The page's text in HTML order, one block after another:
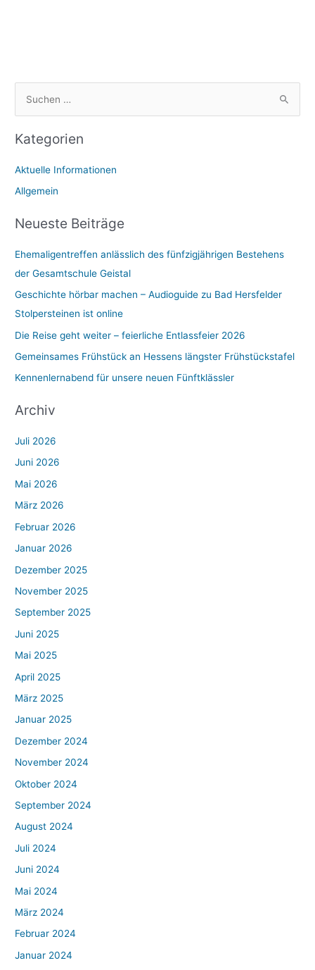
c
n
n
c
h
:
Kategorien
Aktuelle Informationen
Allgemein
Neueste Beiträge
Ehemaligentreffen anlässlich des fünfzigjährigen Bestehens
der Gesamtschule Geistal
Geschichte hörbar machen – Audioguide zu Bad Hersfelder
Stolpersteinen ist online
Die Reise geht weiter – feierliche Entlassfeier 2026
Gemeinsames Frühstück an Hessens längster Frühstückstafel
Kennenlernabend für unsere neuen Fünftklässler
Archiv
Juli 2026
Juni 2026
Mai 2026
März 2026
Februar 2026
Januar 2026
Dezember 2025
November 2025
September 2025
Juni 2025
Mai 2025
April 2025
März 2025
Januar 2025
Dezember 2024
November 2024
Oktober 2024
September 2024
August 2024
Juli 2024
Juni 2024
Mai 2024
März 2024
Februar 2024
Januar 2024